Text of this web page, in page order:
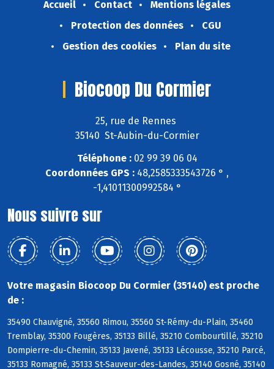
Accueil Contact
Mentions légales
Protection des données
CGU
Gestion des cookies
Plan du site
Biocoop Du Cormier
25, rue de Rennes
35140 St-Aubin-du-Cormier
Téléphone :02 99 39 06 04
Coordonnées GPS : 48,2585333543726 ° ,
-1,41011300992584 °
Nous suivre sur
Votre magasin Biocoop Du Cormier (35140) est proche
de :
35490 Chauvigné, 35560 Rimou, 35560 St-Rémy-du-Plain, 35460
Tremblay, 35300 Fougères, 35133 Billé, 35210 Combourtillé, 35210
Dompierre-du-Chemin, 35133 Javené, 35133 Lécousse, 35210 Parcé,
35133 Romagné, 35133 St-Sauveur-des-Landes, 35140 Gosné, 35140